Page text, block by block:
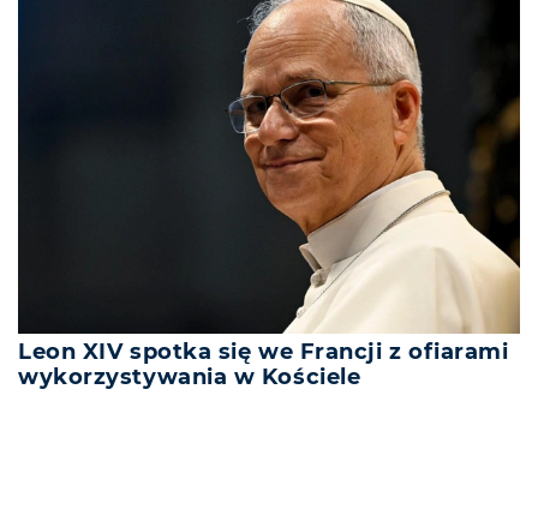
Leon XIV spotka się we Francji z ofiarami
wykorzystywania w Kościele